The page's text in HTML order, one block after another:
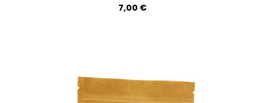
Prix
7,00 €